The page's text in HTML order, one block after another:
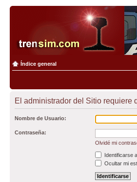
Índice general
El administrador del Sitio requiere
Nombre de Usuario:
Contraseña:
Olvidé mi
Identificarse
Ocultar mi